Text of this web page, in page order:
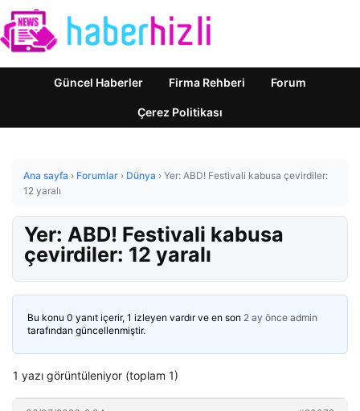
Güncel Haberler Firma Rehberi Forum
Çerez Politikası
Ana sayfa › Forumlar › Dünya › Yer: ABD! Festivali kabusa çevirdiler:
12 yaralı
Yer: ABD! Festivali kabusa
çevirdiler: 12 yaralı
Bu konu 0 yanıt içerir, 1 izleyen vardır ve en son 2 ay önce admin
tarafından güncellenmiştir.
1 yazı görüntüleniyor (toplam 1)